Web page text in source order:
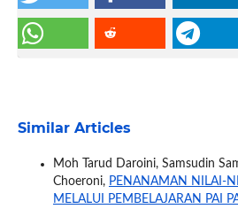
Similar Articles
Moh Tarud Daroini, Samsudin
Choeroni, PENANAMAN NILAI-
MELALUI PEMBELAJARAN PAI